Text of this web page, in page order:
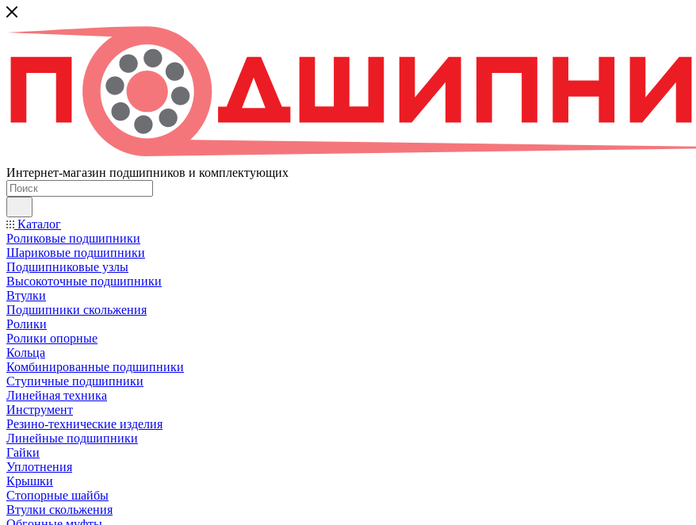
Интернет-магазин подшипников и комплектующих
Каталог
Роликовые подшипники
Шариковые подшипники
Подшипниковые узлы
Высокоточные подшипники
Втулки
Подшипники скольжения
Ролики
Ролики опорные
Кольца
Комбинированные подшипники
Ступичные подшипники
Линейная техника
Инструмент
Резино-технические изделия
Линейные подшипники
Гайки
Уплотнения
Крышки
Стопорные шайбы
Втулки скольжения